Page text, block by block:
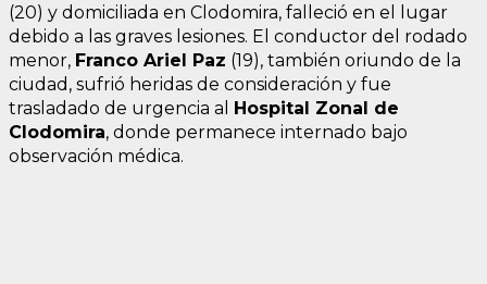
(20) y domiciliada en Clodomira, falleció en el lugar
debido a las graves lesiones. El conductor del rodado
menor, Franco Ariel Paz (19), también oriundo de la
ciudad, sufrió heridas de consideración y fue
trasladado de urgencia al Hospital Zonal de
Clodomira, donde permanece internado bajo
observación médica.